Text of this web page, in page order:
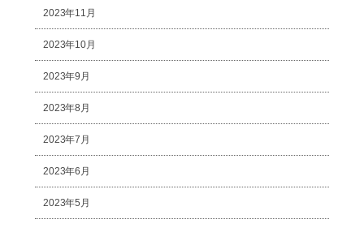
2023年11月
2023年10月
2023年9月
2023年8月
2023年7月
2023年6月
2023年5月